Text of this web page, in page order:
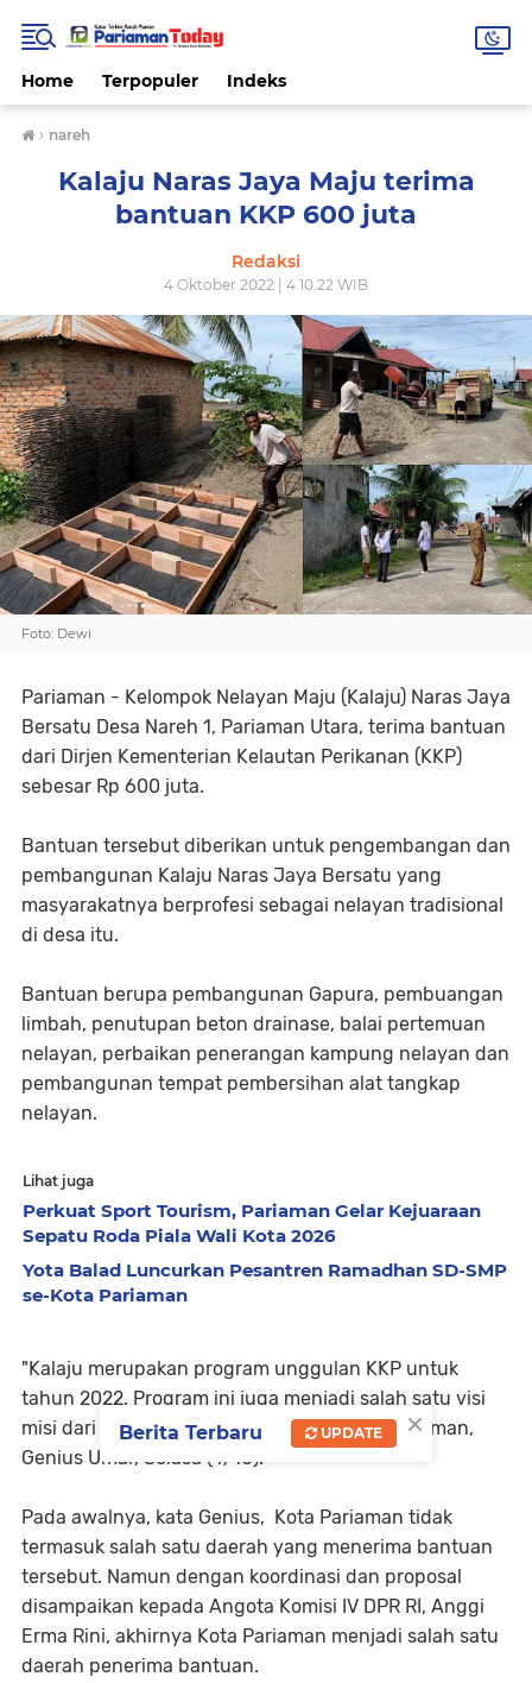
Home Terpopuler Indeks
› nareh
Kalaju Naras Jaya Maju terima
bantuan KKP 600 juta
Redaksi
4 Oktober 2022 | 4.10.22 WIB
Foto: Dewi
Pariaman - Kelompok Nelayan Maju (Kalaju) Naras Jaya
Bersatu Desa Nareh 1, Pariaman Utara, terima bantuan
dari Dirjen Kementerian Kelautan Perikanan (KKP)
sebesar Rp 600 juta.
Bantuan tersebut diberikan untuk pengembangan dan
pembangunan Kalaju Naras Jaya Bersatu yang
masyarakatnya berprofesi sebagai nelayan tradisional
di desa itu.
Bantuan berupa pembangunan Gapura, pembuangan
limbah, penutupan beton drainase, balai pertemuan
nelayan, perbaikan penerangan kampung nelayan dan
pembangunan tempat pembersihan alat tangkap
nelayan.
Lihat juga
Perkuat Sport Tourism, Pariaman Gelar Kejuaraan
Sepatu Roda Piala Wali Kota 2026
Yota Balad Luncurkan Pesantren Ramadhan SD-SMP
se-Kota Pariaman
"Kalaju merupakan program unggulan KKP untuk
tahun 2022. Program ini juga menjadi salah satu visi
misi dari Pemko Pariaman," kata Walikota Pariaman,
Genius Umar, Selasa (4/10).
Pada awalnya, kata Genius, Kota Pariaman tidak
termasuk salah satu daerah yang menerima bantuan
tersebut. Namun dengan koordinasi dan proposal
disampaikan kepada Angota Komisi IV DPR RI, Anggi
Erma Rini, akhirnya Kota Pariaman menjadi salah satu
daerah penerima bantuan.
×
Berita Terbaru UPDATE